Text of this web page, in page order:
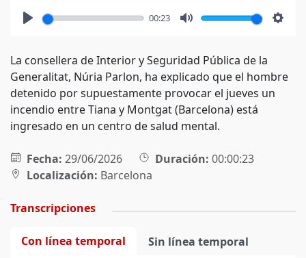
00:23
La consellera de Interior y Seguridad Pública de la
Generalitat, Núria Parlon, ha explicado que el hombre
detenido por supuestamente provocar el jueves un
incendio entre Tiana y Montgat (Barcelona) está
ingresado en un centro de salud mental.
Fecha: 29/06/2026 Duración: 00:00:23
Localización: Barcelona
Transcripciones
Con línea temporal Sin línea temporal